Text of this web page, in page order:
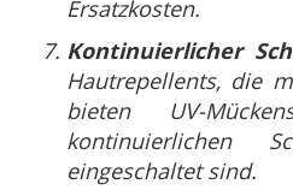
Ersatzkosten.
Kontinuierlicher
Hautrepellents, die
bieten UV-
kontinuierlichen
eingeschaltet sind.